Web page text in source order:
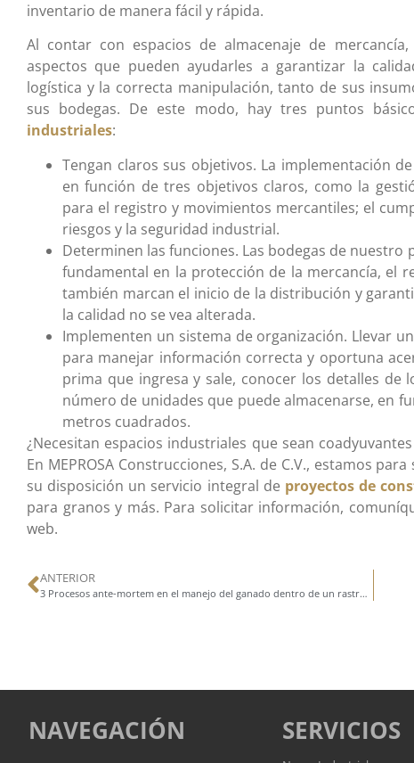
inventario de manera fácil y rápida.
Al contar con espacios de almacenaje de
aspectos que pueden ayudarles a garantizar la
logística y la correcta manipulación, tanto de sus
sus bodegas. De este modo, hay tres puntos
industriales:
Tengan claros sus objetivos. La implementación
en función de tres objetivos claros, como la
para el registro y movimientos mercantiles; el
riesgos y la seguridad industrial.
Determinen las funciones. Las bodegas de
fundamental en la protección de la mercancía, el
también marcan el inicio de la distribución y
la calidad no se vea alterada.
Implementen un sistema de organización. Llevar
para manejar información correcta y oportuna
prima que ingresa y sale, conocer los detalles de
número de unidades que puede almacenarse, en
metros cuadrados.
¿Necesitan espacios industriales que sean
En MEPROSA Construcciones, S.A. de C.V., estamos
su disposición un servicio integral de proyectos de
para granos y más. Para solicitar información,
web.
ANTERIOR
3 Procesos ante-mortem en el manejo del ganado dentro de un rastro TIF
NAVEGACIÓN SERVICIOS